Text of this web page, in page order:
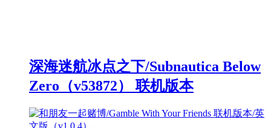
深海迷航冰点之下/Subnautica Below
Zero（v53872） 联机版本